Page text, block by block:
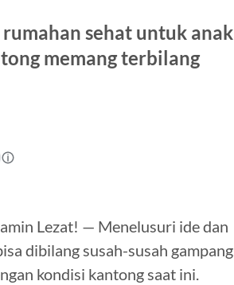
sehat untuk anak
memang terbilang
Lezat! — Menelusuri ide dan
dibilang susah-susah gampang.
kondisi kantong saat ini.